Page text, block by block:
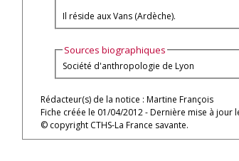
Il réside aux Vans (Ardèche).
Sources biographiques
Société d'anthropologie de Lyon
Rédacteur(s) de la notice : Martine François
Fiche créée le 01/04/2012 - Dernière mise à jour
© copyright CTHS-La France savante.